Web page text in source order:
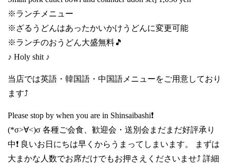
※ランチメニュー
※ざるうどんはあったかいかけうどんに変更可能
※ランチのおうどん大盛無料🎵
♪ Holy shit ♪
当店では英語・韓国語・中国語メニューをご用意しており
ます⤴️
Please stop by when you are in Shinsaibashi❗
(*σ>∀<)σ 各種ご会食、歓迎会・送別会まだまだ好評承り
中❗ 良いお日にちは早くからうまってしまいます。 まずは
大まかな人数でお席だけでもお押さえくださいませ⤴️ 詳細